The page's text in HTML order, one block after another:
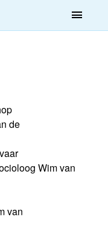
menu
de
Wim van
van